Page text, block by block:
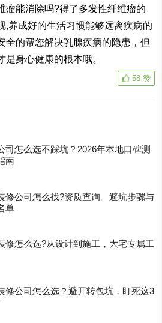
能消除吗?得了多发性纤维瘤的
,养成好的生活习惯能够远离疾病的
全的帮您解决乳腺疾病的隐患，但
身心健康的根本哦。
58 赞
司怎么选不踩坑？2026年本地口碑测
南
修公司怎么找?资质查询。避坑步骡与
单
修怎么选?从设计到施工，大宅专属工
修公司怎么选？避开转包坑，盯死这3